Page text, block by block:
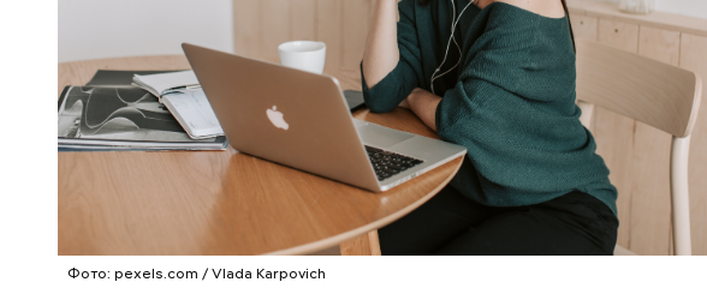
Фото: pexels.com / Vlada Karpovich
Одиссей, Аид, Дионис,
Афродита и Гера: зачем
родители называют детей
необычными именами
Ни один артист
театр:
Бикбаевым